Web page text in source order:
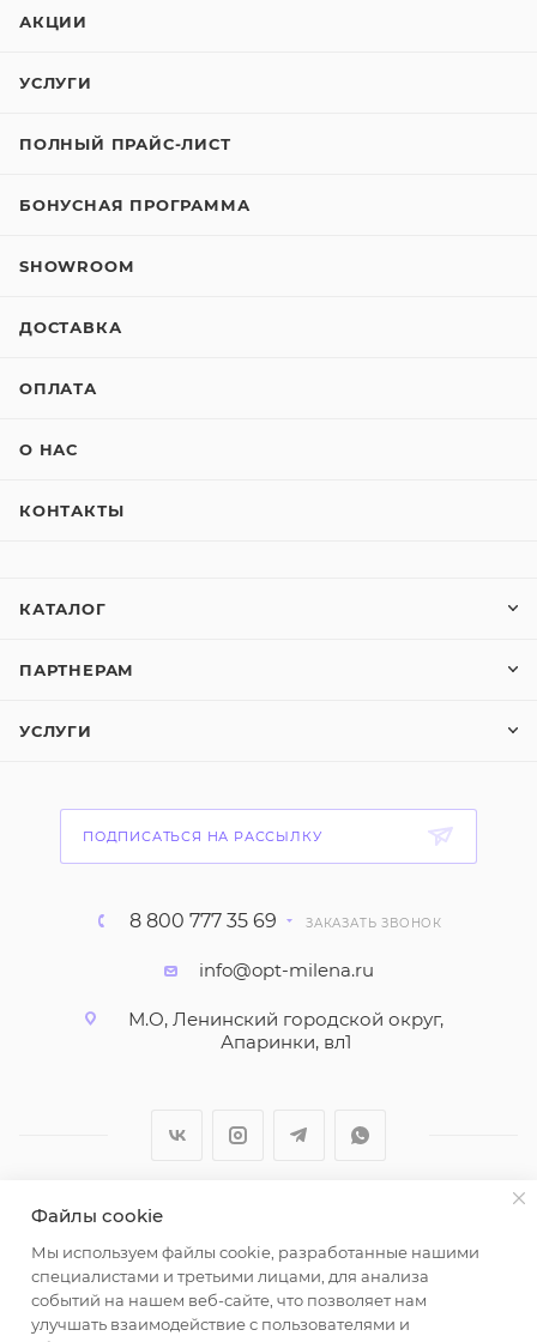
АКЦИИ
УСЛУГИ
ПОЛНЫЙ ПРАЙС-ЛИСТ
БОНУСНАЯ ПРОГРАММА
SHOWROOM
ДОСТАВКА
ОПЛАТА
О НАС
КОНТАКТЫ
КАТАЛОГ
ПАРТНЕРАМ
УСЛУГИ
ПОДПИСАТЬСЯ НА РАССЫЛКУ
8 800 777 35 69 ЗАКАЗАТЬ ЗВОНОК
info@opt-milena.ru
М.О, Ленинский городской округ,
Апаринки, вл1
2026 © ООО "Вайт Текстиль групп"
Любая информация на сайте носит справочный
характер и не является публичной офертой
определяемой положениями пункта 2 статьи 437
Файлы cookie
Мы используем файлы cookie, разработанные нашими
специалистами и третьими лицами, для анализа
событий на нашем веб-сайте, что позволяет нам
улучшать взаимодействие с пользователями и